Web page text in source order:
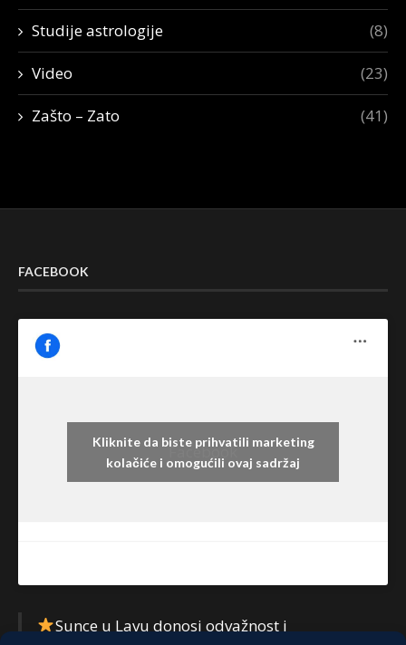
Studije astrologije (8)
Video (23)
Zašto – Zato (41)
FACEBOOK
Facebook
Kliknite da biste prihvatili marketing
kolačiće i omogućili ovaj sadržaj
Sunce u Lavu donosi odvažnost i